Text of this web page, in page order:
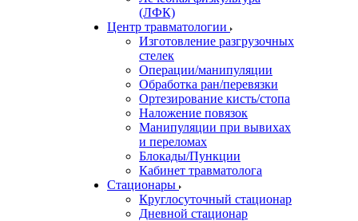
(ЛФК)
Центр травматологии
Изготовление разгрузочных
стелек
Операции/манипуляции
Обработка ран/перевязки
Ортезирование кисть/стопа
Наложение повязок
Манипуляции при вывихах
и переломах
Блокады/Пункции
Кабинет травматолога
Стационары
Круглосуточный стационар
Дневной стационар